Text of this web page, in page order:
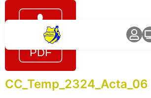
CC_Temp_2324_Acta_06